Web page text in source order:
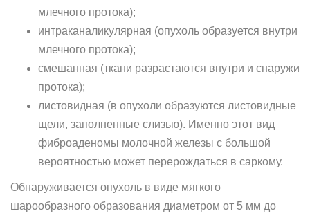
млечного протока);
интраканаликулярная (опухоль образуется внутри
млечного протока);
смешанная (ткани разрастаются внутри и снаружи
протока);
листовидная (в опухоли образуются листовидные
щели, заполненные слизью). Именно этот вид
фиброаденомы молочной железы с большой
вероятностью может перерождаться в саркому.
Обнаруживается опухоль в виде мягкого
шарообразного образования диаметром от 5 мм до